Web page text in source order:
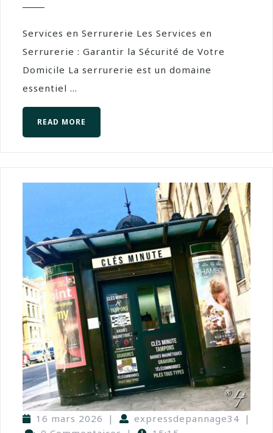
Services en Serrurerie Les Services en
Serrurerie : Garantir la Sécurité de Votre
Domicile La serrurerie est un domaine
essentiel ...
READ MORE
16 mars 2026 | expressdepannage34 |